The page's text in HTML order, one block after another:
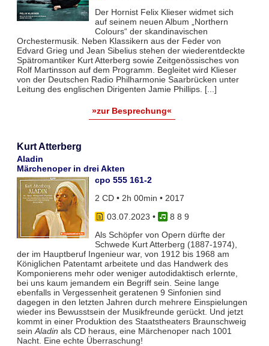
Der Hornist Felix Klieser widmet sich
auf seinem neuen Album „Northern
Colours“ der skandinavischen
Orchestermusik. Neben Klassikern aus der Feder von
Edvard Grieg und Jean Sibelius stehen der wiederentdeckte
Spätromantiker Kurt Atterberg sowie Zeitgenössisches von
Rolf Martinsson auf dem Programm. Begleitet wird Klieser
von der Deutschen Radio Philharmonie Saarbrücken unter
Leitung des englischen Dirigenten Jamie Phillips. [...]
»zur Besprechung«
Kurt Atterberg
Aladin
Märchenoper in drei Akten
cpo 555 161-2
2 CD • 2h 00min • 2017
03.07.2023 •
8 8 9
Als Schöpfer von Opern dürfte der
Schwede Kurt Atterberg (1887-1974),
der im Hauptberuf Ingenieur war, von 1912 bis 1968 am
Königlichen Patentamt arbeitete und das Handwerk des
Komponierens mehr oder weniger autodidaktisch erlernte,
bei uns kaum jemandem ein Begriff sein. Seine lange
ebenfalls in Vergessenheit geratenen 9 Sinfonien sind
dagegen in den letzten Jahren durch mehrere Einspielungen
wieder ins Bewusstsein der Musikfreunde gerückt. Und jetzt
kommt in einer Produktion des Staatstheaters Braunschweig
sein Aladin als CD heraus, eine Märchenoper nach 1001
Nacht. Eine echte Überraschung!